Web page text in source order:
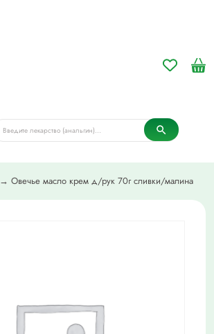
→ Овечье масло крем д/рук 70г сливки/малина